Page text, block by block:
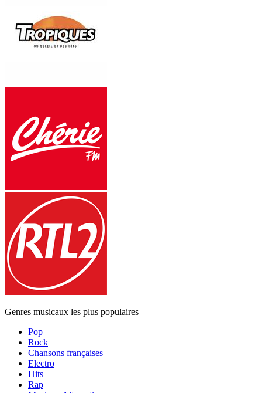
Genres musicaux les plus populaires
Pop
Rock
Chansons françaises
Electro
Hits
Rap